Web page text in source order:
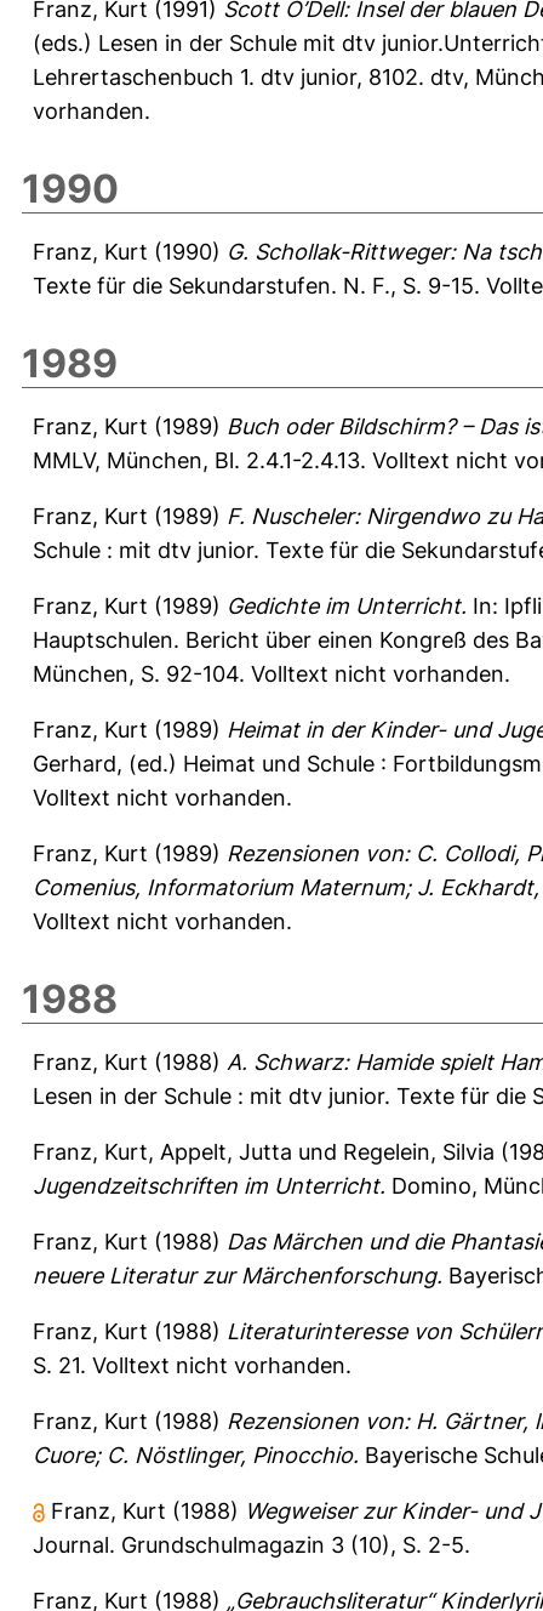
Franz, Kurt (1991) Scott O’Dell: Insel der blauen
(eds.) Lesen in der Schule mit dtv
Lehrertaschenbuch 1. dtv junior, 8102. dtv,
vorhanden.
1990
Franz, Kurt (1990) G. Schollak-Rittweger: Na
Texte für die Sekundarstufen. N. F., S. 9-15.
1989
Franz, Kurt (1989) Buch oder Bildschirm? – Das
MMLV, München, Bl. 2.4.1-2.4.13. Volltext nicht
Franz, Kurt (1989) F. Nuscheler: Nirgendwo zu
Schule : mit dtv junior. Texte für die
Franz, Kurt (1989) Gedichte im Unterricht. In:
Hauptschulen. Bericht über einen Kongreß des
München, S. 92-104. Volltext nicht vorhanden.
Franz, Kurt (1989) Heimat in der Kinder- und
Gerhard, (ed.) Heimat und Schule :
Volltext nicht vorhanden.
Franz, Kurt (1989) Rezensionen von: C. Collodi,
Comenius, Informatorium Maternum; J.
Volltext nicht vorhanden.
1988
Franz, Kurt (1988) A. Schwarz: Hamide spielt
Lesen in der Schule : mit dtv junior. Texte für die
Franz, Kurt, Appelt, Jutta und Regelein, Silvia
Jugendzeitschriften im Unterricht. Domino,
Franz, Kurt (1988) Das Märchen und die
neuere Literatur zur Märchenforschung.
Franz, Kurt (1988) Literaturinteresse von
S. 21. Volltext nicht vorhanden.
Franz, Kurt (1988) Rezensionen von: H. Gärtner,
Cuore; C. Nöstlinger, Pinocchio. Bayerische
Franz, Kurt (1988) Wegweiser zur Kinder- und
Journal. Grundschulmagazin 3 (10), S. 2-5.
Franz, Kurt (1988) „Gebrauchsliteratur“